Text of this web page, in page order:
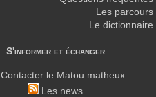
S'informer et échanger
Contacter le Matou matheux
Les news
Les parcours
Le dictionnaire